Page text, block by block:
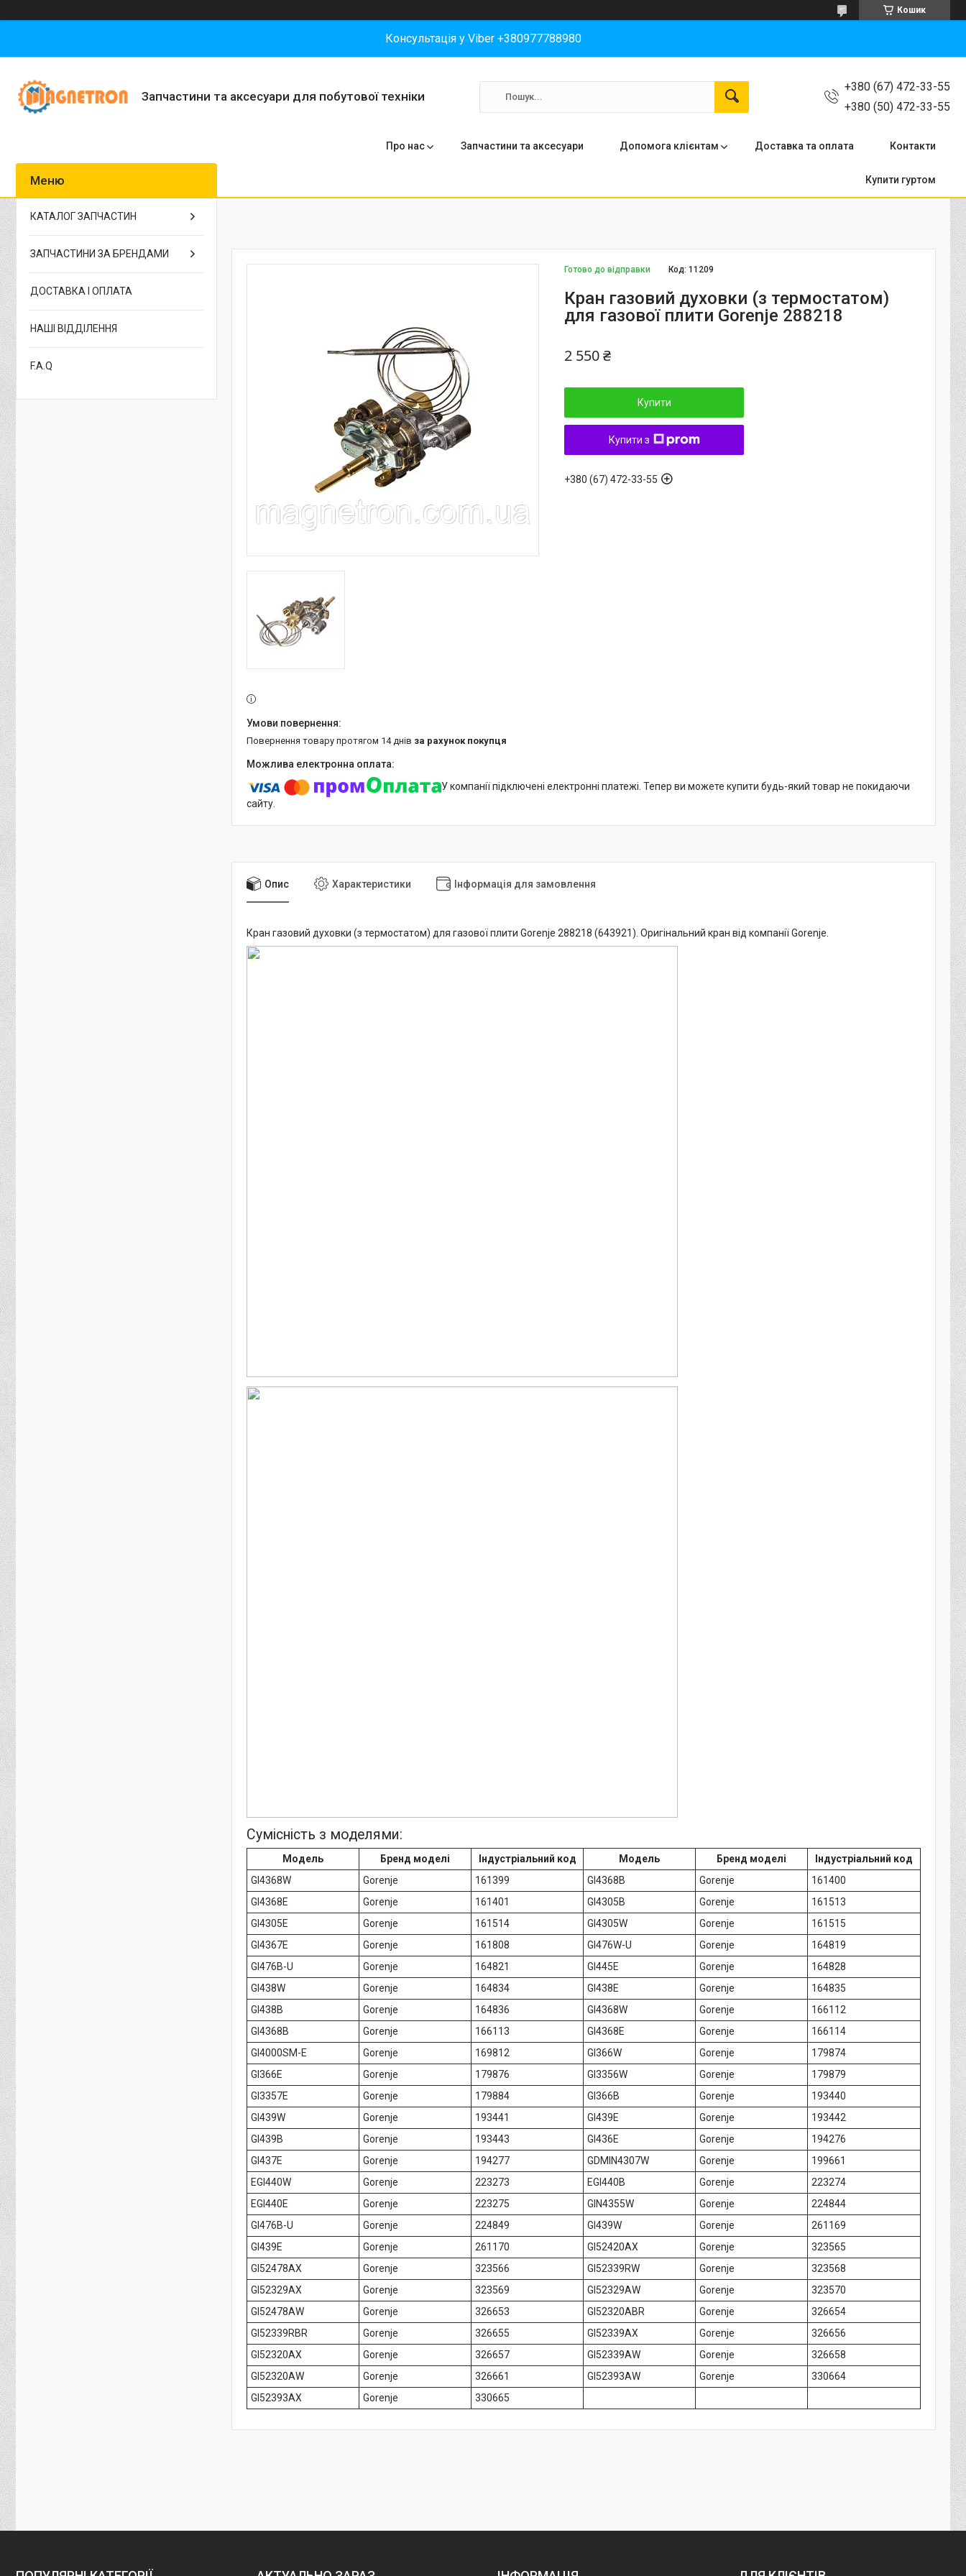
Кошик
Консультація у Viber +380977788980
Запчастини та аксесуари для побутової техніки
+380 (67) 472-33-55
+380 (50) 472-33-55
Про нас Запчастини та аксесуари Допомога клієнтам Доставка та оплата Контакти
Купити гуртом
Готово до відправки Код:11209
Кран газовий духовки (з термостатом)
для газової плити Gorenje 288218
2 550 ₴
Купити
Купити з
+380 (67) 472-33-55
повернення товару протягом 14 днів за рахунок покупця
У компанії підключені електронні платежі. Тепер ви можете купити будь-який товар не покидаючи
сайту.
Опис Характеристики Інформація для замовлення
Кран газовий духовки (з термостатом) для газової плити Gorenje 288218 (643921). Оригінальний кран від компанії Gorenje.
Сумісність з моделями:
Модель Бренд моделі Індустріальний код Модель Бренд моделі
Індустріальний код
GI4368W
Gorenje 161399 GI4368B Gorenje
161400
GI4368E
Gorenje 161401 GI4305B Gorenje
161513
GI4305E
Gorenje 161514 GI4305W Gorenje
161515
GI4367E
Gorenje 161808 GI476W-U Gorenje
164819
GI476B-U
Gorenje 164821 GI445E Gorenje
164828
GI438W
Gorenje 164834 GI438E Gorenje
164835
GI438B
Gorenje 164836 GI4368W Gorenje
166112
GI4368B
Gorenje 166113 GI4368E Gorenje
166114
GI4000SM-E
Gorenje 169812 GI366W Gorenje
179874
GI366E
Gorenje 179876 GI3356W Gorenje
179879
GI3357E
Gorenje 179884 GI366B Gorenje
193440
GI439W
Gorenje 193441 GI439E Gorenje
193442
GI439B
Gorenje 193443 GI436E Gorenje
194276
GI437E
Gorenje 194277 GDMIN4307W Gorenje
199661
EGI440W
Gorenje 223273 EGI440B Gorenje
223274
EGI440E
Gorenje 223275 GIN4355W Gorenje
224844
GI476B-U
Gorenje 224849 GI439W Gorenje
261169
GI439E
Gorenje 261170 GI52420AX Gorenje
323565
GI52478AX
Gorenje 323566 GI52339RW Gorenje
323568
GI52329AX
Gorenje 323569 GI52329AW Gorenje
323570
GI52478AW
Gorenje 326653 GI52320ABR Gorenje
326654
GI52339RBR
Gorenje 326655 GI52339AX Gorenje
326656
GI52320AX
Gorenje 326657 GI52339AW Gorenje
326658
GI52320AW
Gorenje 326661 GI52393AW Gorenje
330664
GI52393AX
Gorenje 330665
КАТАЛОГ ЗАПЧАСТИН
ЗАПЧАСТИНИ ЗА БРЕНДАМИ
ДОСТАВКА І ОПЛАТА
НАШІ ВІДДІЛЕННЯ
F.A.Q